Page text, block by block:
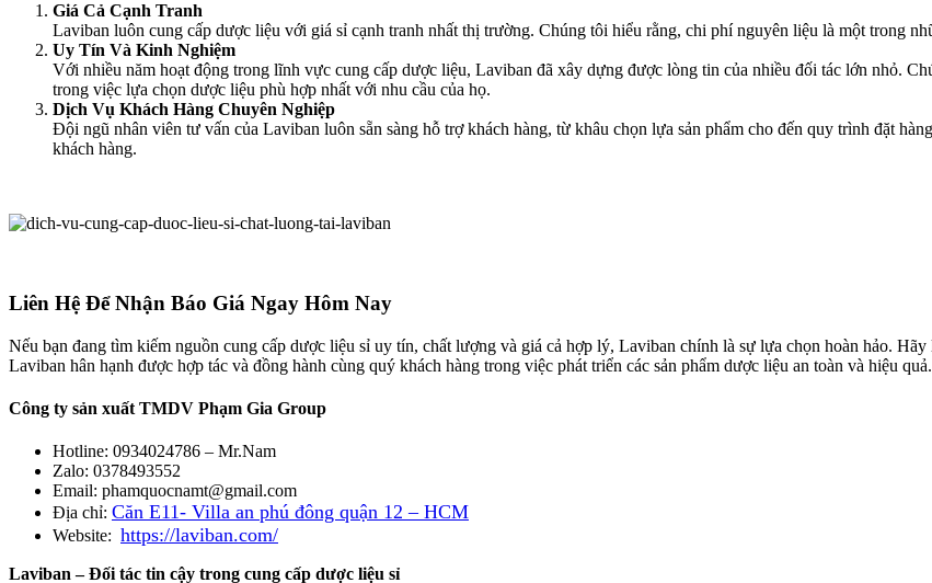
Giá Cả Cạnh Tranh
Laviban luôn cung cấp dược liệu với giá sỉ cạnh tranh nhất thị trường. Chúng tôi hiểu rằng, chi phí nguyên liệu là một trong
Uy Tín Và Kinh Nghiệm
Với nhiều năm hoạt động trong lĩnh vực cung cấp dược liệu, Laviban đã xây dựng được lòng tin của nhiều đối tác lớn nhỏ.
trong việc lựa chọn dược liệu phù hợp nhất với nhu cầu của họ.
Dịch Vụ Khách Hàng Chuyên Nghiệp
Đội ngũ nhân viên tư vấn của Laviban luôn sẵn sàng hỗ trợ khách hàng, từ khâu chọn lựa sản phẩm cho đến quy trình đặt
khách hàng.
Liên Hệ Để Nhận Báo Giá Ngay Hôm Nay
Nếu bạn đang tìm kiếm nguồn cung cấp dược liệu sỉ uy tín, chất lượng và giá cả hợp lý, Laviban chính là sự lựa chọn hoàn hảo.
Laviban hân hạnh được hợp tác và đồng hành cùng quý khách hàng trong việc phát triển các sản phẩm dược liệu an toàn và hiệu quả.
Công ty sản xuất TMDV Phạm Gia Group
Hotline: 0934024786 – Mr.Nam
Zalo: 0378493552
Email: phamquocnamt@gmail.com
Địa chỉ: Căn E11- Villa an phú đông quận 12 – HCM
Website: https://laviban.com/
Laviban – Đối tác tin cậy trong cung cấp dược liệu sỉ